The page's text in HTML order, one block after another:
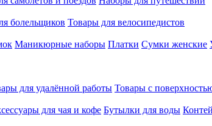
болельщиков Товары для велосипедистов
Маникюрные наборы Платки Сумки женские
для удалённой работы Товары с
для чая и кофе Бутылки для воды